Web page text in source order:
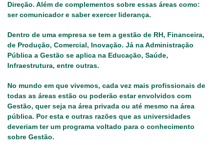
Direção. Além de complementos sobre essas áreas como:
ser comunicador e saber exercer liderança.
Dentro de uma empresa se tem a gestão de RH, Financeira,
de Produção, Comercial, Inovação. Já na Administração
Pública a Gestão se aplica na Educação, Saúde,
Infraestrutura, entre outras.
No mundo em que vivemos, cada vez mais profissionais de
todas as áreas estão ou poderão estar envolvidos com
Gestão, quer seja na área privada ou até mesmo na área
pública. Por esta e outras razões que as universidades
deveriam ter um programa voltado para o conhecimento
sobre Gestão.